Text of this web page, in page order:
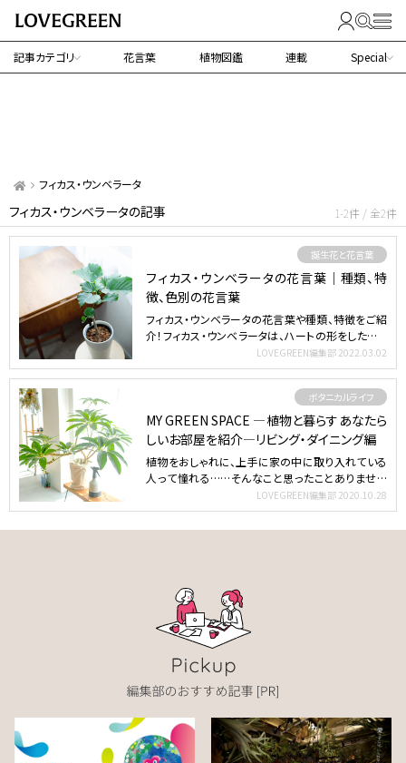
記事カテゴリ 花言葉 植物図鑑 連載 Special
フィカス・ウンベラータ
フィカス・ウンベラータの記事 1-2件 / 全2件
誕生花と花言葉
フィカス・ウンベラータの花言葉｜種類、特
徴、色別の花言葉
フィカス・ウンベラータの花言葉や種類、特徴をご紹
介！フィカス・ウンベラータは、ハートの形をした大き
LOVEGREEN編集部 2022.03.02
ボタニカルライフ
MY GREEN SPACE ―植物と暮らすあなたら
しいお部屋を紹介―リビング・ダイニング編
植物をおしゃれに、上手に家の中に取り入れている
人って憧れる……そんなこと思ったことありません
LOVEGREEN編集部 2020.10.28